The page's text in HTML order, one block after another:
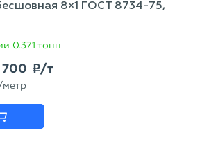
8×1 ГОСТ 8734-75,
0.371 тонн
p/т